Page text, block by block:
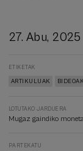
27. Abu, 2025
ETIKETAK
ARTIKULUAK BIDEOAK
LOTUTAKO JARDUERA
Mugaz gaindiko
PARTEKATU